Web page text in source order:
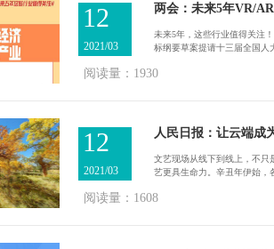
两会：未来5年VR/
未来5年，这些行业值得关注
标纲要草案提请十三届全国人
阅读量：1930
12
2021/03
人民日报：让云端成
文艺现场从线下到线上，不只
艺更具生命力。辛丑年伊始，
阅读量：1608
12
2021/03